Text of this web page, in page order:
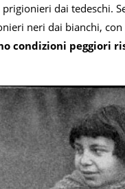
dai tedeschi.
neri dai bianchi,
condizioni peggiori